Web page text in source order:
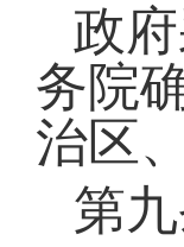
政
务院
治区
第